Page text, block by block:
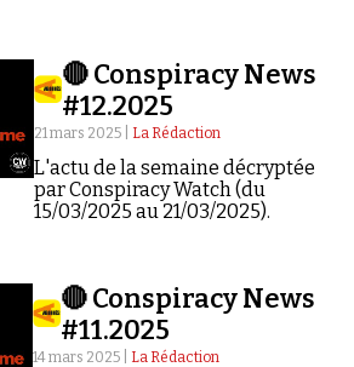
Demander à Vera
🔴 Conspiracy News
#12.2025
21 mars 2025 | La Rédaction
L'actu de la semaine décryptée
par Conspiracy Watch (du
15/03/2025 au 21/03/2025).
🔴 Conspiracy News
#11.2025
14 mars 2025 | La Rédaction